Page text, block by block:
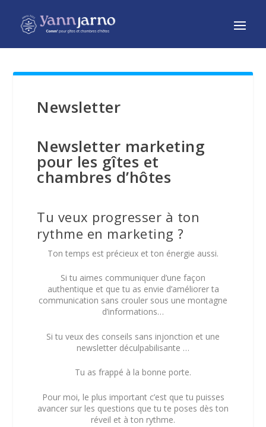
Newsletter
Newsletter marketing
pour les gîtes et
chambres d’hôtes
Tu veux progresser à ton
rythme en marketing ?
Ton temps est précieux et ton énergie aussi.
Si tu aimes communiquer d’une façon
authentique et que tu as envie d’améliorer ta
communication sans crouler sous une montagne
d’informations…
Si tu veux des conseils sans injonction et une
newsletter déculpabilisante …
Tu as frappé à la bonne porte.
Pour moi, le plus important c’est que tu puisses
avancer sur les questions que tu te poses dès ton
réveil et à ton rythme.